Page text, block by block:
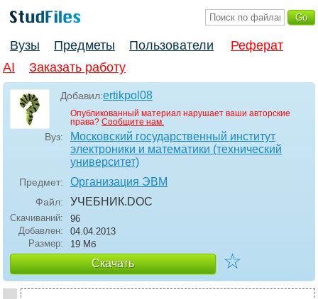
Вузы Предметы Пользователи
Реферат
AI
Заказать работу
Добавил:ertikpol08
Опубликованный материал нарушает ваши авторские
права? Сообщите нам.
Вуз:
Московский государственный институт
электроники и математики (технический
университет)
Предмет: Организация ЭВМ
Файл: УЧЕБНИК.DOC
Скачиваний:
96
Добавлен:
04.04.2013
Размер:
19 Мб
Скачать ☆